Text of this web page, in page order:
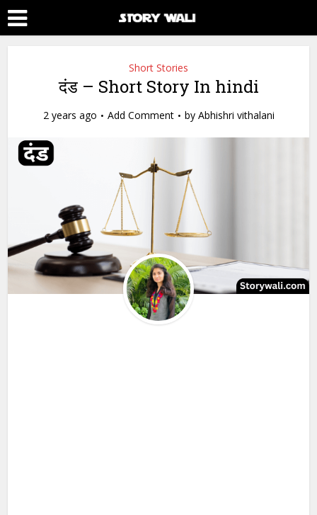
Short Stories
दंड – Short Story In hindi
2 years ago Add Comment by Abhishri vithalani